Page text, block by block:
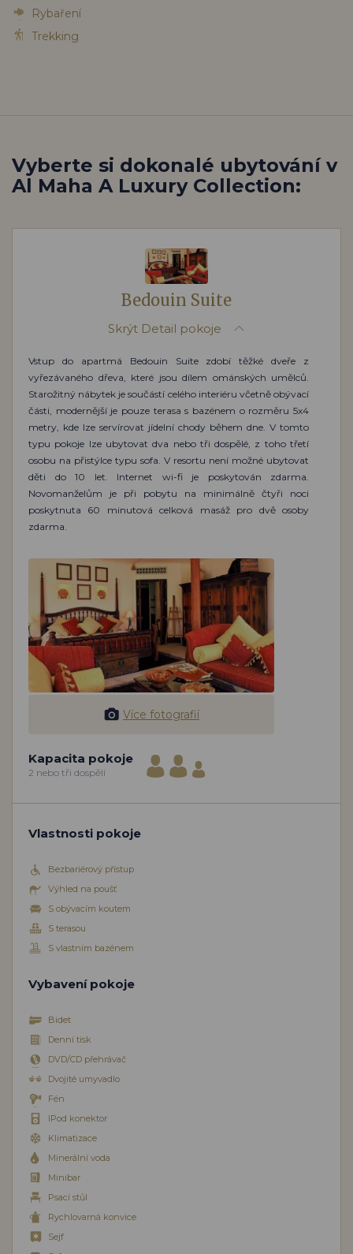
Rybaření
Trekking
Vyberte si dokonalé ubytování v
Al Maha A Luxury Collection:
Bedouin Suite
Skrýt Detail pokoje
Vstup do apartmá Bedouin Suite zdobí těžké dveře z
vyřezávaného dřeva, které jsou dílem ománských umělců.
Starožitný nábytek je součástí celého interiéru včetně obývací
části, modernější je pouze terasa s bazénem o rozměru 5x4
metry, kde lze servírovat jídelní chody během dne. V tomto
typu pokoje lze ubytovat dva nebo tři dospělé, z toho třetí
osobu na přistýlce typu sofa. V resortu není možné ubytovat
děti do 10 let. Internet wi-fi je poskytován zdarma.
Novomanželům je při pobytu na minimálně čtyři noci
poskytnuta 60 minutová celková masáž pro dvě osoby
zdarma.
Více fotografií
Kapacita pokoje
2 nebo tři dospělí
Vlastnosti pokoje
Bezbariérový přístup
Výhled na poušť
S obývacím koutem
S terasou
S vlastním bazénem
Vybavení pokoje
Bidet
Denní tisk
DVD/CD přehrávač
Dvojité umyvadlo
Fén
IPod konektor
Klimatizace
Minerální voda
Minibar
Psací stůl
Rychlovarná konvice
Sejf